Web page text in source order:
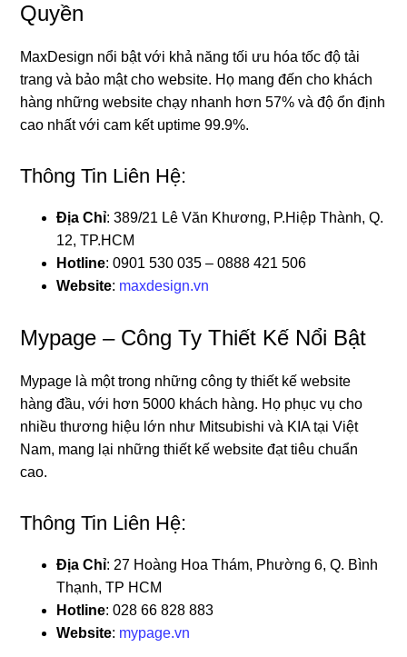
Quyền
MaxDesign nổi bật với khả năng tối ưu hóa tốc độ tải
trang và bảo mật cho website. Họ mang đến cho khách
hàng những website chạy nhanh hơn 57% và độ ổn định
cao nhất với cam kết uptime 99.9%.
Thông Tin Liên Hệ:
Địa Chỉ: 389/21 Lê Văn Khương, P.Hiệp Thành, Q.
12, TP.HCM
Hotline: 0901 530 035 – 0888 421 506
Website: maxdesign.vn
Mypage – Công Ty Thiết Kế Nổi Bật
Mypage là một trong những công ty thiết kế website
hàng đầu, với hơn 5000 khách hàng. Họ phục vụ cho
nhiều thương hiệu lớn như Mitsubishi và KIA tại Việt
Nam, mang lại những thiết kế website đạt tiêu chuẩn
cao.
Thông Tin Liên Hệ:
Địa Chỉ: 27 Hoàng Hoa Thám, Phường 6, Q. Bình
Thạnh, TP HCM
Hotline: 028 66 828 883
Website: mypage.vn